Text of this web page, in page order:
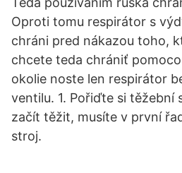
Oproti tomu respirátor s
chráni pred nákazou toho,
chcete teda chrániť
okolie noste len respirátor
ventilu. 1. Pořiďte si těžební
začít těžit, musíte v první
stroj.